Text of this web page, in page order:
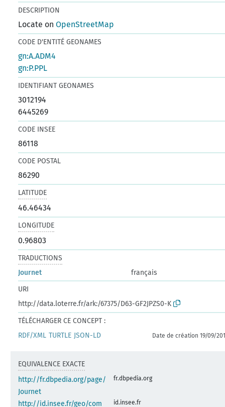
DESCRIPTION
Locate onOpenStreetMap
CODE D'ENTITÉ GEONAMES
gn:A.ADM4
gn:P.PPL
IDENTIFIANT GEONAMES
3012194
6445269
CODE INSEE
86118
CODE POSTAL
86290
LATITUDE
46.46434
LONGITUDE
0.96803
TRADUCTIONS
Journet
français
URI
http://data.loterre.fr/ark:/67375/D63-GF2JPZS0-K
TÉLÉCHARGER CE CONCEPT :
RDF/XML TURTLE JSON-LD Date de création 19/09/
EQUIVALENCE EXACTE
http://fr.dbpedia.org/page/
Journet
fr.dbpedia.org
http://id.insee.fr/geo/com
id.insee.fr